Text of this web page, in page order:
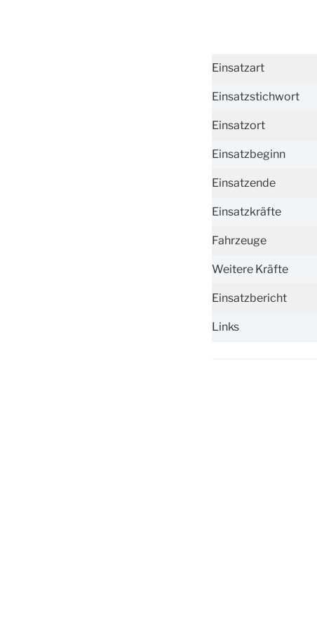
Einsatzart
Einsatzstichwort
Einsatzort
Einsatzbeginn
Einsatzende
Einsatzkräfte
Fahrzeuge
Weitere Kräfte
Einsatzbericht
Links